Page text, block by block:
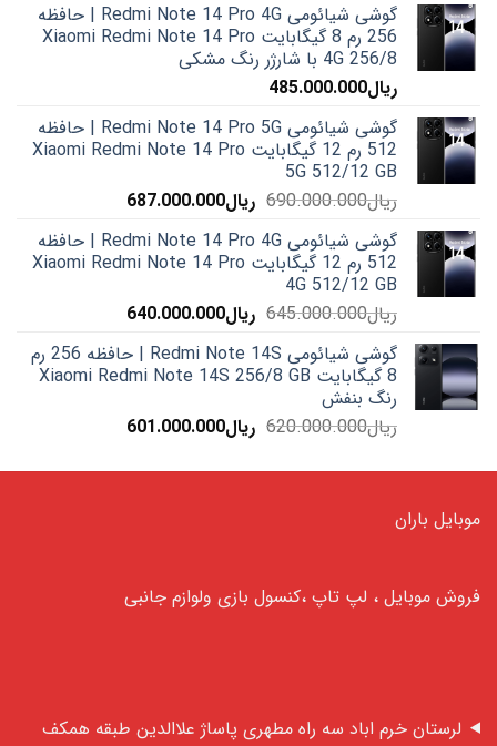
ریال1.260.000.000
بود.
ریال1.250.000.000.
گوشی شیائومی Redmi Note 14 Pro 4G | حافظه
256 رم 8 گیگابایت Xiaomi Redmi Note 14 Pro
4G 256/8 با شارژر رنگ مشکی
ریال485.000.000
گوشی شیائومی Redmi Note 14 Pro 5G | حافظه
512 رم 12 گیگابایت Xiaomi Redmi Note 14 Pro
5G 512/12 GB
ریال690.000.000 قیمت
ریال690.000.000
بود.
ریال687.000.000قیمت
ریال687.000.000. گوشی شیائومی Redmi Note 14 Pro 4G | حافظه
512 رم 12 گیگابایت Xiaomi Redmi Note 14 Pro
4G 512/12 GB
ریال645.000.000 قیمت
ریال645.000.000
بود.
ریال640.000.000قیمت
ریال640.000.000.
گوشی شیائومی Redmi Note 14S | حافظه 256 رم
8 گیگابایت Xiaomi Redmi Note 14S 256/8 GB
رنگ بنفش
ریال620.000.000 قیمت
ریال620.000.000
ریال601.000.000قیمت
ریال601.000.000.
موبایل باران
فروش موبایل ، لپ تاپ ،کنسول بازی ولوازم جانبی
لرستان خرم اباد سه راه مطهری پاساژ علاالدین طبقه همکف